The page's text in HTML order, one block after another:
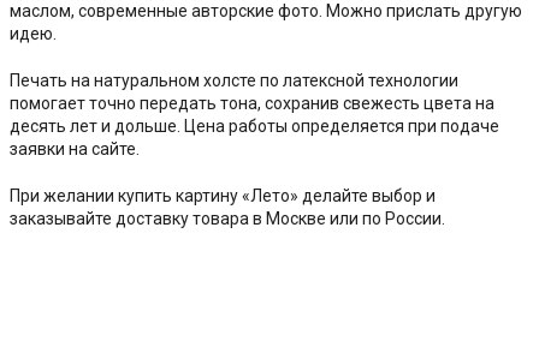
маслом, современные авторские фото. Можно прислать другую
идею.
Печать на натуральном холсте по латексной технологии
помогает точно передать тона, сохранив свежесть цвета на
десять лет и дольше. Цена работы определяется при подаче
заявки на сайте.
При желании купить картину «Лето» делайте выбор и
заказывайте доставку товара в Москве или по России.